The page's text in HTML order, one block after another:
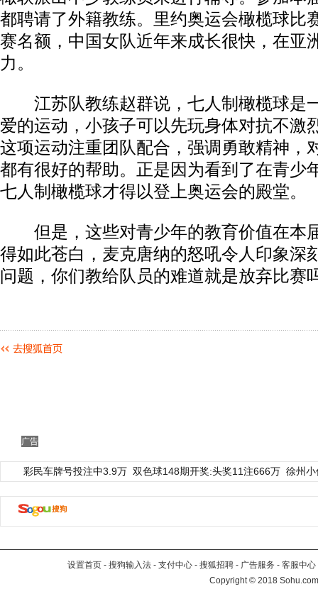
都聘请了外籍教练。里约奥运会橄榄球比
赛名额，中国女队近年来成长很快，在亚
力。
江苏队教练赵群说，七人制橄榄球是
爱的运动，小孩子可以先玩身体对抗不激
这项运动注重团队配合，强调勇敢精神，
都有很好的帮助。正是因为看到了在青少
七人制橄榄球才得以登上奥运会的殿堂。
但是，这些对青少年的教育价值在本
得如此苍白，麦克唐纳的怒吼令人印象深
问题，你们教给队员的难道就是放弃比赛
广告
彩民车牌号投注中3.9万 双色球148期开奖:头奖11注666万 徐州
设置首页 - 搜狗输入法 - 支付中心 - 搜狐招聘 - 广告服务 - 客服中心
Copyright©2018